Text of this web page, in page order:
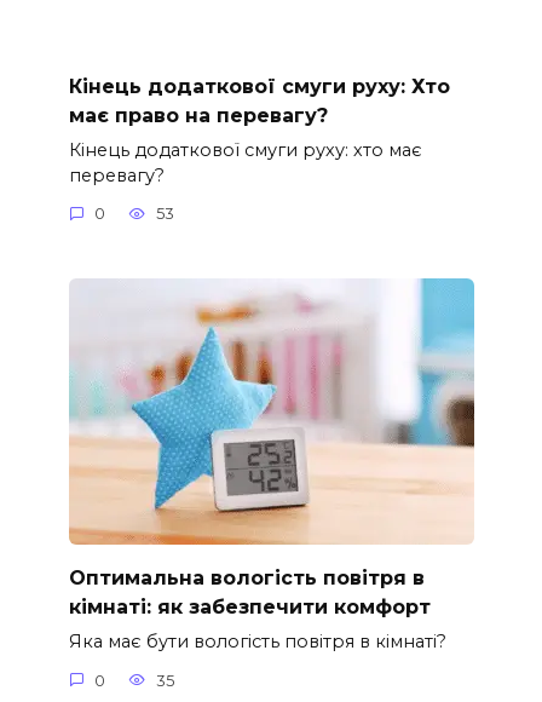
Кінець додаткової смуги руху: Хто
має право на перевагу?
Кінець додаткової смуги руху: хто має
перевагу?
0 53
Оптимальна вологість повітря в
кімнаті: як забезпечити комфорт
Яка має бути вологість повітря в кімнаті?
0 35